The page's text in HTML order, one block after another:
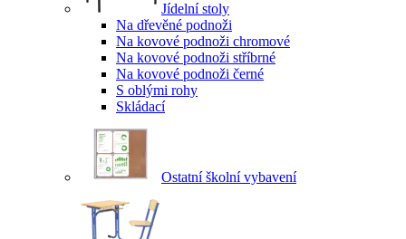
Jídelní stoly
Na dřevěné podnoži
Na kovové podnoži chromové
Na kovové podnoži stříbrné
Na kovové podnoži černé
S oblými rohy
Skládací
Ostatní školní vybavení